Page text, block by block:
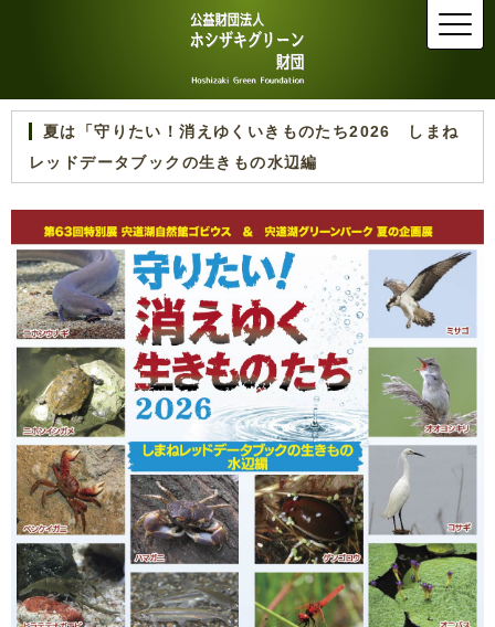
夏は「守りたい！消えゆくいきものたち2026 しまね
レッドデータブックの生きもの水辺編